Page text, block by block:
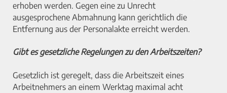
erhoben werden. Gegen eine zu Unrecht
ausgesprochene Abmahnung kann gerichtlich die
Entfernung aus der Personalakte erreicht werden.
Gibt es gesetzliche Regelungen zu den Arbeitszeiten?
Gesetzlich ist geregelt, dass die Arbeitszeit eines
Arbeitnehmers an einem Werktag maximal acht